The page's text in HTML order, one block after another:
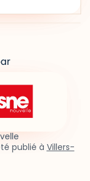
publié à Villers-